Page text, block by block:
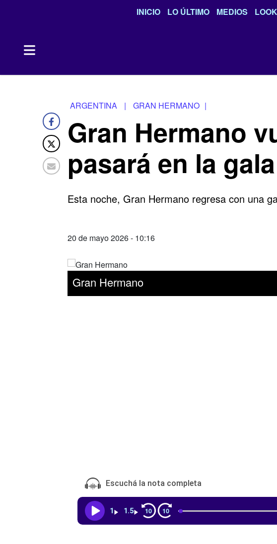
INICIO LO ÚLTIMO MEDIOS LOOK
ARGENTINA | GRAN HERMANO |
Gran Hermano
pasará en la
Esta noche, Gran Hermano regresa con una
20 de mayo 2026 - 10:16
Gran Hermano
Escuchá la nota completa
1 1.5 10 10